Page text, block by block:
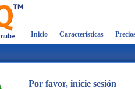
Inicio Características
Por favor, inicie sesión